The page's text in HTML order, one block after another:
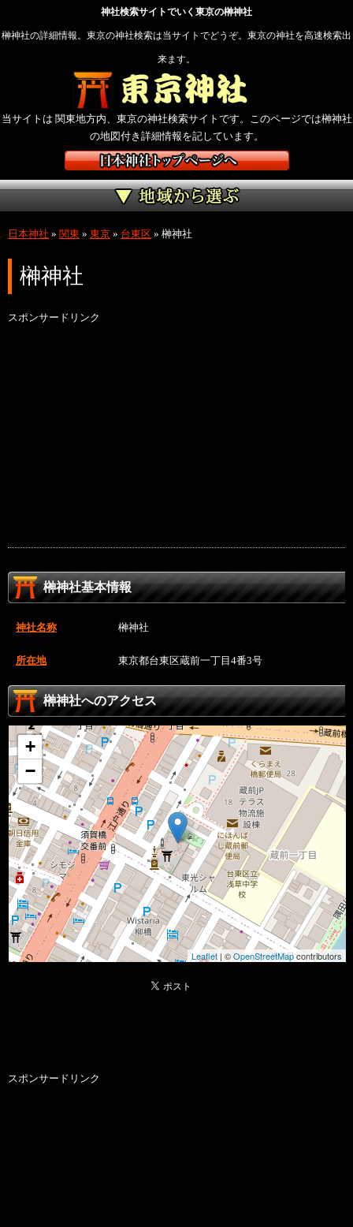
神社検索サイトでいく東京の榊神社
榊神社の詳細情報。東京の神社検索は当サイトでどうぞ。東京の神社を高速検索出
来ます。
当サイトは 関東地方内、東京の神社検索サイトです。このページでは榊神社
の地図付き詳細情報を記しています。
日本神社 » 関東 » 東京 » 台東区 » 榊神社
榊神社
スポンサードリンク
榊神社基本情報
神社名称 榊神社
所在地 東京都台東区蔵前一丁目4番3号
榊神社へのアクセス
+
−
Leaflet | ©OpenStreetMapcontributors
スポンサードリンク